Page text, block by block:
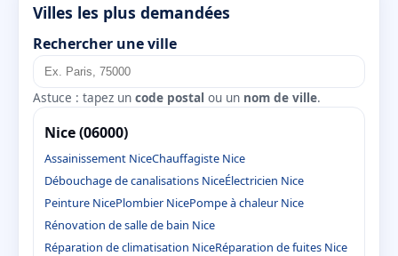
Villes les plus demandées
Rechercher une ville
Astuce : tapez un code postal ou un nom de ville.
Nice (06000)
Assainissement NiceChauffagiste Nice
Débouchage de canalisations NiceÉlectricien Nice
Peinture NicePlombier NicePompe à chaleur Nice
Rénovation de salle de bain Nice
Réparation de climatisation NiceRéparation de fuites Nice